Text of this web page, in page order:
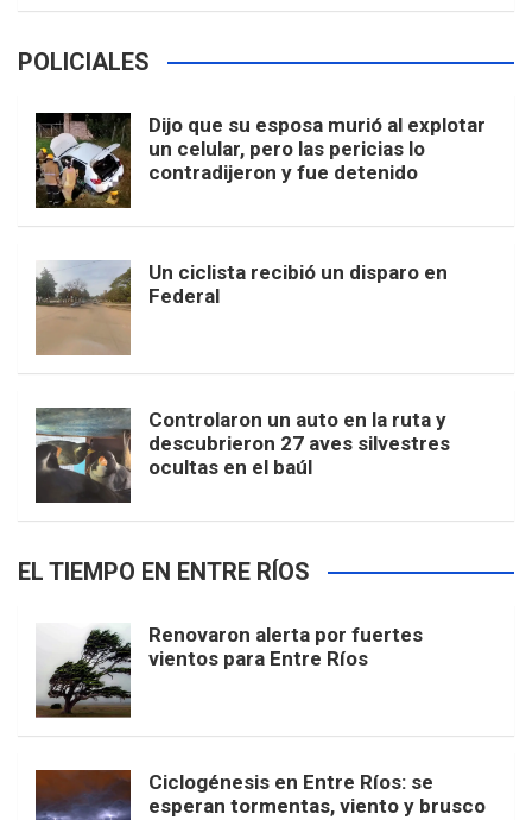
POLICIALES
Dijo que su esposa murió al explotar
un celular, pero las pericias lo
contradijeron y fue detenido
Un ciclista recibió un disparo en
Federal
Controlaron un auto en la ruta y
descubrieron 27 aves silvestres
ocultas en el baúl
EL TIEMPO EN ENTRE RÍOS
Renovaron alerta por fuertes
vientos para Entre Ríos
Ciclogénesis en Entre Ríos: se
esperan tormentas, viento y brusco